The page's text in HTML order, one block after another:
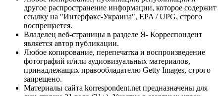
другое распространение информации, которое содержит
ссылку на "Интерфакс-Украина", EPA / UPG, строго
воспрещается.
Владелец веб-страницы в разделе Я- Корреспондент
является автор публикации.
Любое копирование, перепечатка и воспроизведение
фотографий и/или аудиовизуальных материалов,
принадлежащих правообладателю Getty Images, строго
запрещено.
Материалы сайта korrespondent.net предназначены для